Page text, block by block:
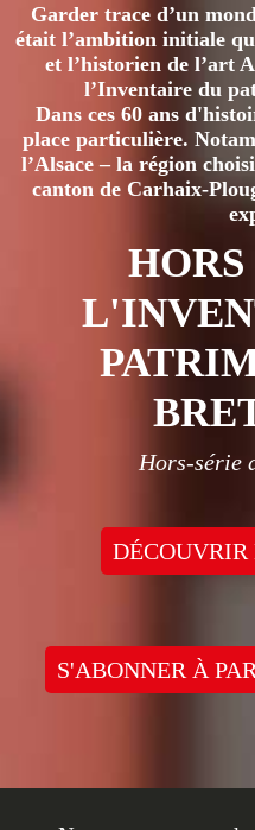
la
Garder trace d’un
était l’ambition initiale
et l’historien de l’art
l’Inventaire du
Dans ces 60 ans
place particulière.
l’Alsace – la région
canton de Carhaix-
Hors-série
DÉCOUVRIR
S'ABONNER À